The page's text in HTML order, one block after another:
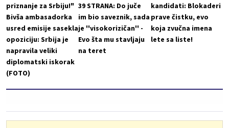
priznanje za Srbiju!"
Bivša ambasadorka
usred emisije sasekla
opoziciju: Srbija je
napravila veliki
diplomatski iskorak
(FOTO)
39 STRANA: Do juče
im bio saveznik, sada
je ''visokorizičan'' -
Evo šta mu stavljaju
na teret
kandidati: Blokaderi
prave čistku, evo
koja zvučna imena
lete sa liste!